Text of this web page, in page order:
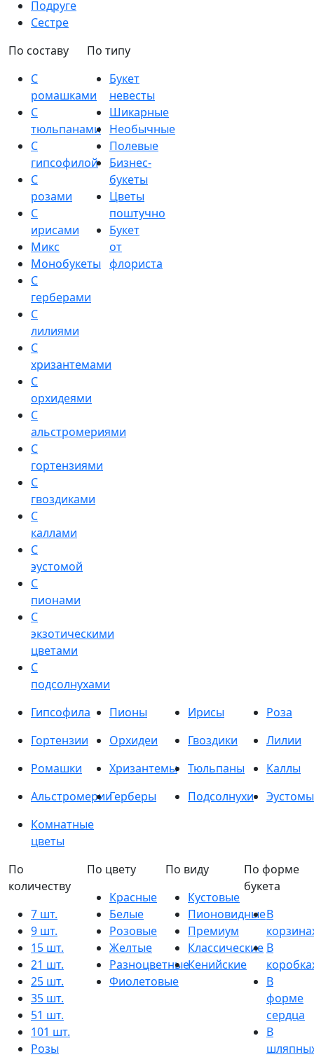
Подруге
Сестре
По составу
С
ромашками
С
тюльпанами
С
гипсофилой
С
розами
С
ирисами
Микс
Монобукеты
С
герберами
С
лилиями
С
хризантемами
С
орхидеями
С
альстромериями
С
гортензиями
С
гвоздиками
С
каллами
С
эустомой
С
пионами
С
экзотическими
цветами
С
подсолнухами
По типу
Букет
невесты
Шикарные
Необычные
Полевые
Бизнес-
букеты
Цветы
поштучно
Букет
от
флориста
Гипсофила Пионы Ирисы
Роза
Гортензии
Орхидеи Гвоздики
Лилии
Ромашки
Хризантемы Тюльпаны
Каллы
АльстромерииГерберы Подсолнухи
Эустомы
Комнатные
цветы
По
количеству
7 шт.
9 шт.
15 шт.
21 шт.
25 шт.
35 шт.
51 шт.
101 шт.
Розы
По цвету
Красные
Белые
Розовые
Желтые
Разноцветные
Фиолетовые
По виду
Кустовые
Пионовидные
Премиум
Классические
Кенийские
По форме
букета
В
В
В
форме
сердца
В